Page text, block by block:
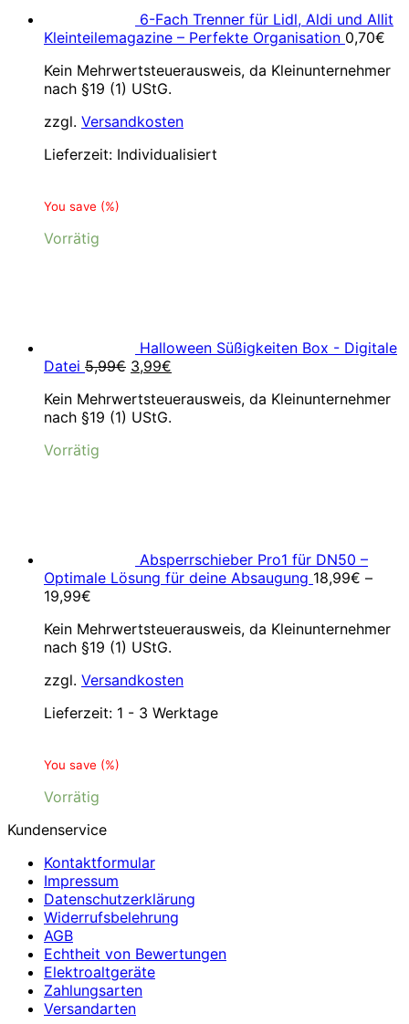
6-Fach Trenner für Lidl, Aldi und Allit
Kleinteilemagazine – Perfekte Organisation 0,70€
Kein Mehrwertsteuerausweis, da Kleinunternehmer
nach §19 (1) UStG.
zzgl. Versandkosten
Lieferzeit: Individualisiert
You save (%)
Vorrätig
Halloween Süßigkeiten Box - Digitale
Datei 5,99€ Ursprünglicher
war:
5,99€
3,99€
ist:
Kein Mehrwertsteuerausweis, da Kleinunternehmer
nach §19 (1) UStG.
Vorrätig
Absperrschieber Pro1 für DN50 –
Optimale Lösung für deine Absaugung 18,99€ –
19,99€
Kein Mehrwertsteuerausweis, da Kleinunternehmer
nach §19 (1) UStG.
zzgl. Versandkosten
Lieferzeit: 1 - 3 Werktage
You save (%)
Vorrätig
Kundenservice
Kontaktformular
Impressum
Datenschutzerklärung
Widerrufsbelehrung
AGB
Echtheit von Bewertungen
Elektroaltgeräte
Zahlungsarten
Versandarten